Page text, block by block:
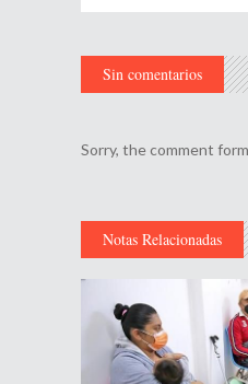
Sin comentarios
Sorry, the comment
Notas Relacionadas